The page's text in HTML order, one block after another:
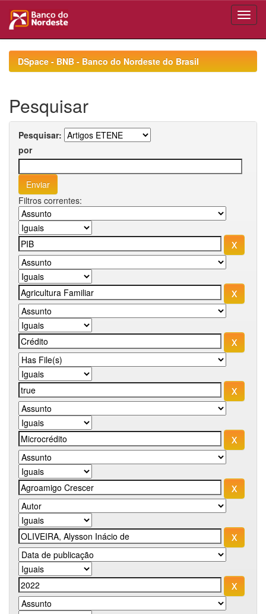
navigationDSpace - BNB - Banco do Nordeste do Brasil
Pesquisar
Pesquisar:
por
Filtros correntes: